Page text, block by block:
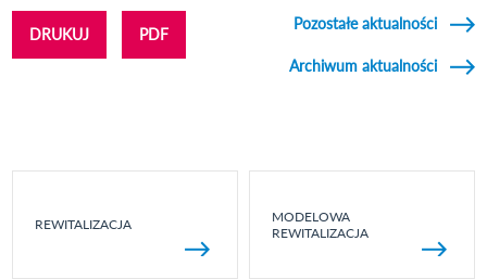
DRUKUJ PDF
Pozostałe aktualności
Archiwum aktualności
REWITALIZACJA
MODELOWA
REWITALIZACJA